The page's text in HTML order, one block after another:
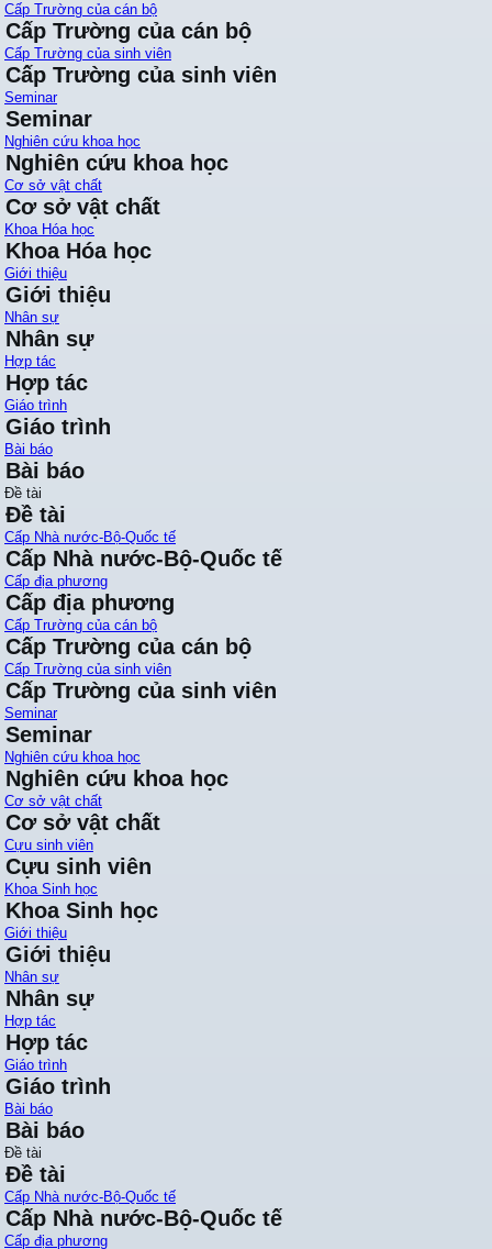
Cấp Trường của cán bộ
Cấp Trường của cán bộ
Cấp Trường của sinh viên
Cấp Trường của sinh viên
Seminar
Seminar
Nghiên cứu khoa học
Nghiên cứu khoa học
Cơ sở vật chất
Cơ sở vật chất
Khoa Hóa học
Khoa Hóa học
Giới thiệu
Giới thiệu
Nhân sự
Nhân sự
Hợp tác
Hợp tác
Giáo trình
Giáo trình
Bài báo
Bài báo
Đề tài
Đề tài
Cấp Nhà nước-Bộ-Quốc tế
Cấp Nhà nước-Bộ-Quốc tế
Cấp địa phương
Cấp địa phương
Cấp Trường của cán bộ
Cấp Trường của cán bộ
Cấp Trường của sinh viên
Cấp Trường của sinh viên
Seminar
Seminar
Nghiên cứu khoa học
Nghiên cứu khoa học
Cơ sở vật chất
Cơ sở vật chất
Cựu sinh viên
Cựu sinh viên
Khoa Sinh học
Khoa Sinh học
Giới thiệu
Giới thiệu
Nhân sự
Nhân sự
Hợp tác
Hợp tác
Giáo trình
Giáo trình
Bài báo
Bài báo
Đề tài
Đề tài
Cấp Nhà nước-Bộ-Quốc tế
Cấp Nhà nước-Bộ-Quốc tế
Cấp địa phương